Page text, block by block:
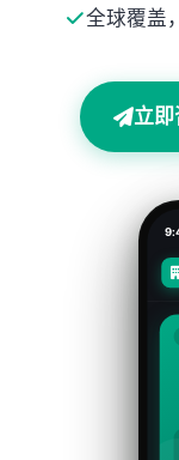
全球覆盖
立即